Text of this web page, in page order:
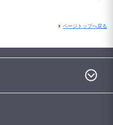
ページトップへ戻る